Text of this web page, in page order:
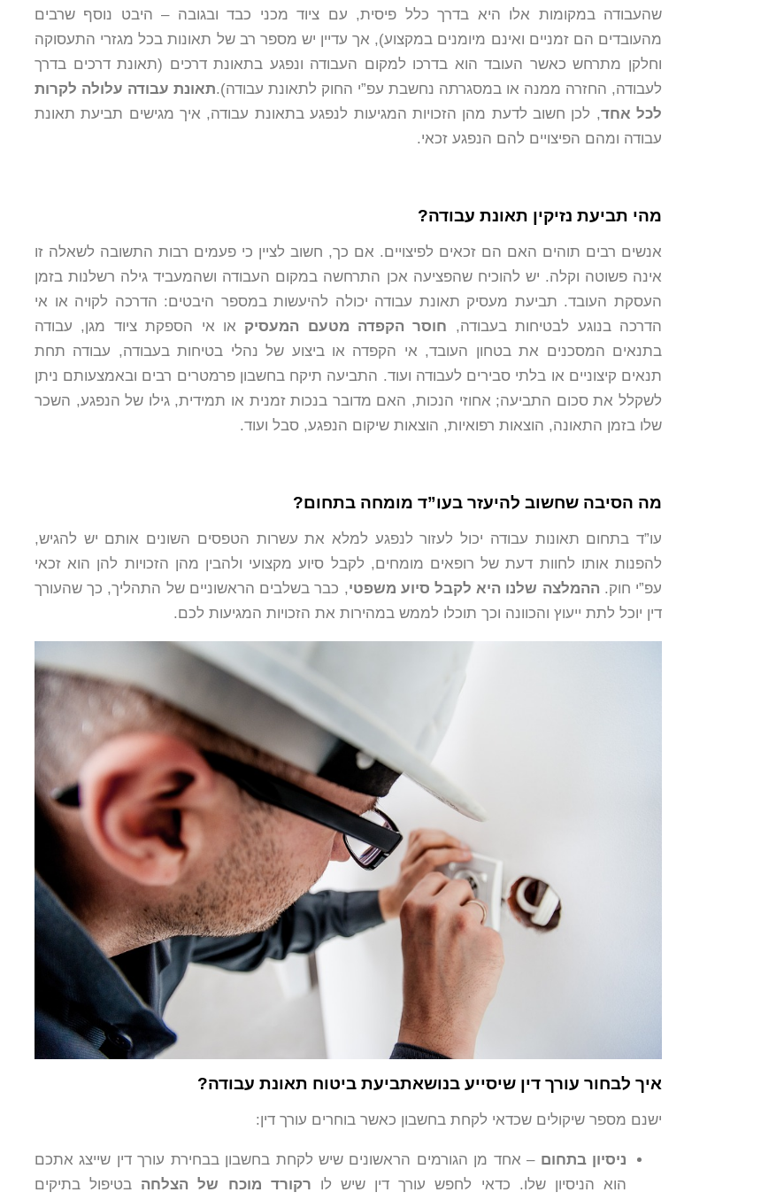
שהעבודה במקומות אלו היא בדרך כלל פיסית, עם ציוד מכני כבד ובגובה – היבט נוסף שרבים
מהעובדים הם זמניים ואינם מיומנים במקצוע), אך עדיין יש מספר רב של תאונות בכל מגזרי התעסוקה
וחלקן מתרחש כאשר העובד הוא בדרכו למקום העבודה ונפגע בתאונת דרכים (תאונת דרכים בדרך
לעבודה, החזרה ממנה או במסגרתה נחשבת עפ”י החוק לתאונת עבודה).תאונת עבודה עלולה לקרות
לכל אחד, לכן חשוב לדעת מהן הזכויות המגיעות לנפגע בתאונת עבודה, איך מגישים תביעת תאונת
עבודה ומהם הפיצויים להם הנפגע זכאי.
מהי תביעת נזיקין תאונת עבודה?
אנשים רבים תוהים האם הם זכאים לפיצויים. אם כך, חשוב לציין כי פעמים רבות התשובה לשאלה זו
אינה פשוטה וקלה. יש להוכיח שהפציעה אכן התרחשה במקום העבודה ושהמעביד גילה רשלנות בזמן
העסקת העובד. תביעת מעסיק תאונת עבודה יכולה להיעשות במספר היבטים: הדרכה לקויה או אי
הדרכה בנוגע לבטיחות בעבודה, חוסר הקפדה מטעם המעסיק או אי הספקת ציוד מגן, עבודה
בתנאים המסכנים את בטחון העובד, אי הקפדה או ביצוע של נהלי בטיחות בעבודה, עבודה תחת
תנאים קיצוניים או בלתי סבירים לעבודה ועוד. התביעה תיקח בחשבון פרמטרים רבים ובאמצעותם ניתן
לשקלל את סכום התביעה; אחוזי הנכות, האם מדובר בנכות זמנית או תמידית, גילו של הנפגע, השכר
שלו בזמן התאונה, הוצאות רפואיות, הוצאות שיקום הנפגע, סבל ועוד.
מה הסיבה שחשוב להיעזר בעו”ד מומחה בתחום?
עו”ד בתחום תאונות עבודה יכול לעזור לנפגע למלא את עשרות הטפסים השונים אותם יש להגיש,
להפנות אותו לחוות דעת של רופאים מומחים, לקבל סיוע מקצועי ולהבין מהן הזכויות להן הוא זכאי
עפ”י חוק. ההמלצה שלנו היא לקבל סיוע משפטי, כבר בשלבים הראשוניים של התהליך, כך שהעורך
דין יוכל לתת ייעוץ והכוונה וכך תוכלו לממש במהירות את הזכויות המגיעות לכם.
איך לבחור עורך דין שיסייע בנושאתביעת ביטוח תאונת עבודה?
ישנם מספר שיקולים שכדאי לקחת בחשבון כאשר בוחרים עורך דין:
ניסיון בתחום – אחד מן הגורמים הראשונים שיש לקחת בחשבון בבחירת עורך דין שייצג אתכם
הוא הניסיון שלו. כדאי לחפש עורך דין שיש לו רקורד מוכח של הצלחה בטיפול בתיקים